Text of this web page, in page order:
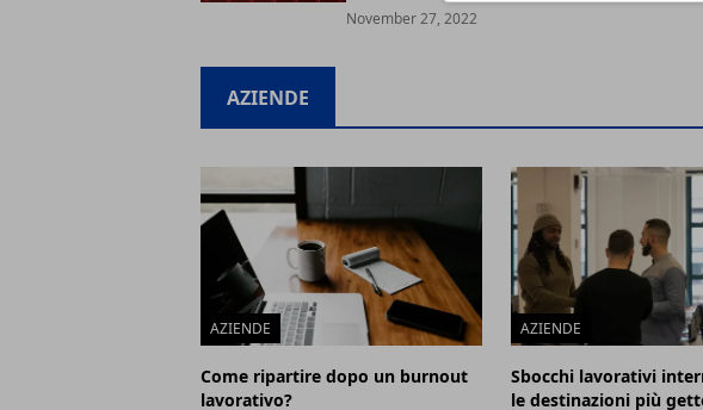
November 27, 2022
AZIENDE
AZIENDE
Come ripartire dopo un burnout
lavorativo?
AZIENDE
Sbocchi lavorativi
le destinazioni più